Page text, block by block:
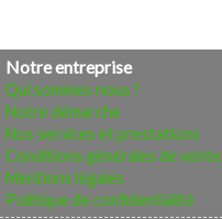
Notre entreprise
Qui sommes nous ?
Notre démarche
Nos services et prestations
Conditions générales de vente
Mentions légales
Politique de confidentialité